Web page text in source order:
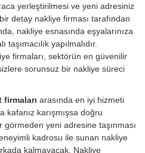
yerleştirilmesi ve yeni adresiniz
detay nakliye firması tarafından
nakliye esnasında eşyalarınıza
yapılmalıdır.
firmaları, sektörün en güvenilir
sorunsuz bir nakliye süreci
firmaları arasında en iyi hizmeti
kafanız karışmışsa doğru
görmeden yeni adresine taşınması
kadrosu ile sunan nakliye
kalmayacak. Nakliye